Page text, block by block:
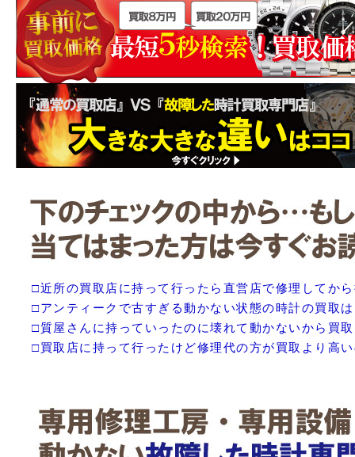
□近所の買取店に持って行ったら直営店で修理してか
□アンティークで古すぎる動かない状態の時計の買取
□質屋さんに持っていったのに壊れて動かないから買
□買取店に持って行ったけど修理代の方が買取より高